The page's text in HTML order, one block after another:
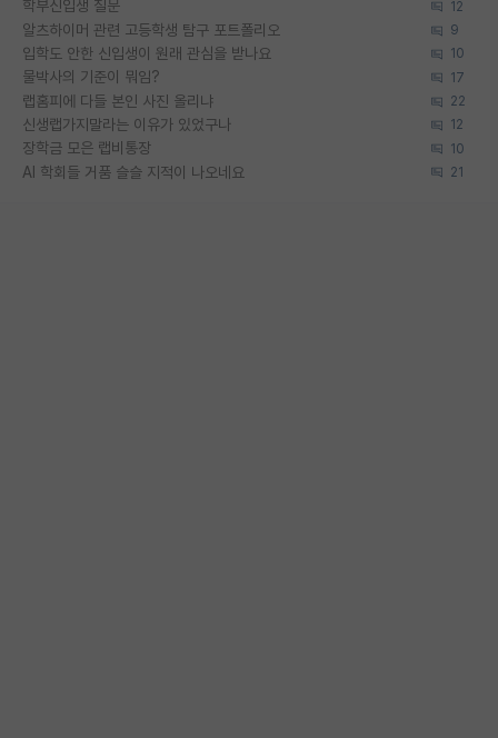
학부신입생 질문 12
알츠하이머 관련 고등학생 탐구 포트폴리오 9
입학도 안한 신입생이 원래 관심을 받나요 10
물박사의 기준이 뭐임? 17
랩홈피에 다들 본인 사진 올리냐 22
신생랩가지말라는 이유가 있었구나 12
장학금 모은 랩비통장 10
AI 학회들 거품 슬슬 지적이 나오네요 21